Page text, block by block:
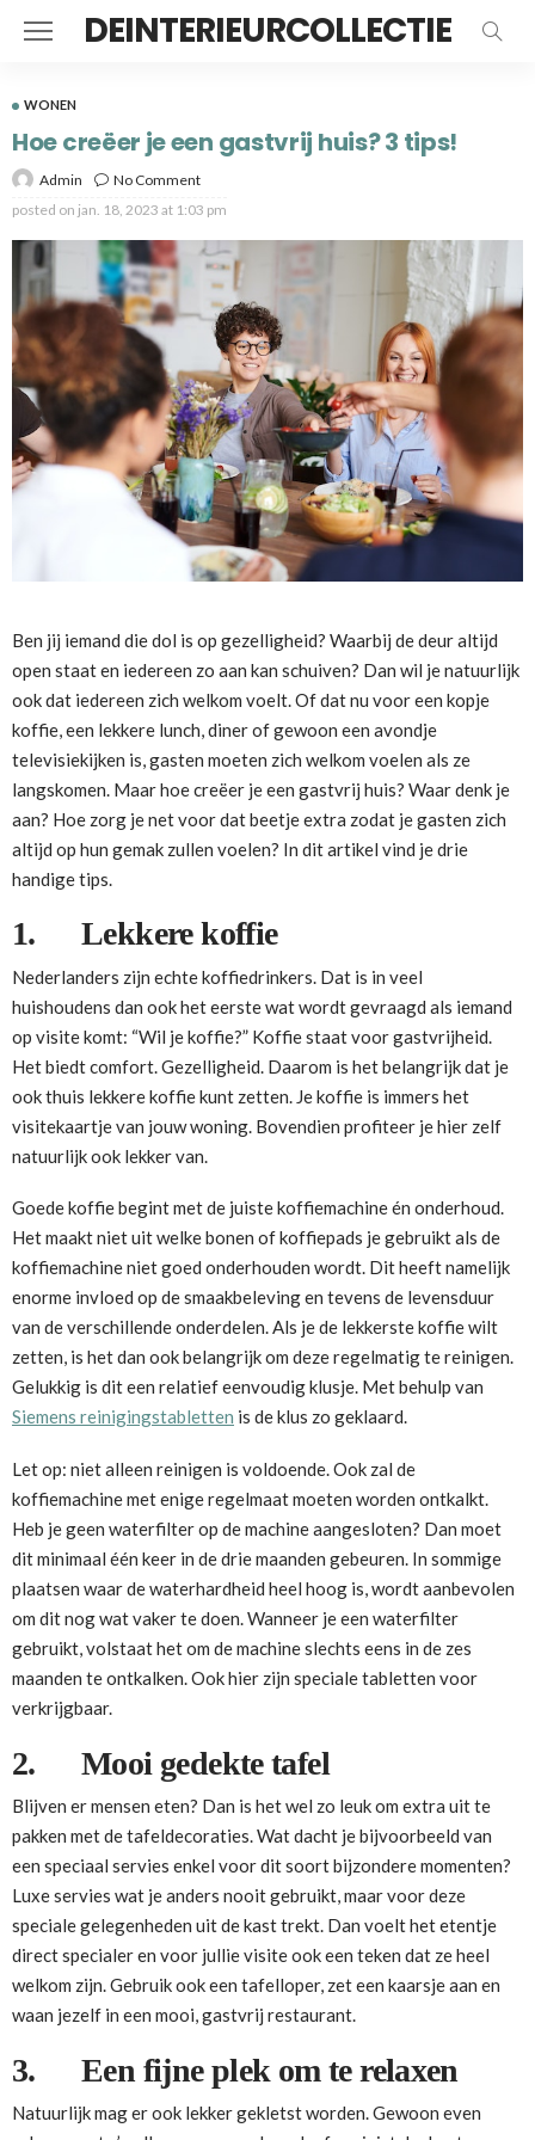
DEINTERIEURCOLLECTIE
WONEN
Hoe creëer je een gastvrij huis? 3 tips!
Admin
No Comment
posted on jan. 18, 2023 at 1:03 pm
Ben jij iemand die dol is op gezelligheid? Waarbij de deur altijd
open staat en iedereen zo aan kan schuiven? Dan wil je natuurlijk
ook dat iedereen zich welkom voelt. Of dat nu voor een kopje
koffie, een lekkere lunch, diner of gewoon een avondje
televisiekijken is, gasten moeten zich welkom voelen als ze
langskomen. Maar hoe creëer je een gastvrij huis? Waar denk je
aan? Hoe zorg je net voor dat beetje extra zodat je gasten zich
altijd op hun gemak zullen voelen? In dit artikel vind je drie
handige tips.
1. Lekkere koffie
Nederlanders zijn echte koffiedrinkers. Dat is in veel
huishoudens dan ook het eerste wat wordt gevraagd als iemand
op visite komt: “Wil je koffie?” Koffie staat voor gastvrijheid.
Het biedt comfort. Gezelligheid. Daarom is het belangrijk dat je
ook thuis lekkere koffie kunt zetten. Je koffie is immers het
visitekaartje van jouw woning. Bovendien profiteer je hier zelf
natuurlijk ook lekker van.
Goede koffie begint met de juiste koffiemachine én onderhoud.
Het maakt niet uit welke bonen of koffiepads je gebruikt als de
koffiemachine niet goed onderhouden wordt. Dit heeft namelijk
enorme invloed op de smaakbeleving en tevens de levensduur
van de verschillende onderdelen. Als je de lekkerste koffie wilt
zetten, is het dan ook belangrijk om deze regelmatig te reinigen.
Gelukkig is dit een relatief eenvoudig klusje. Met behulp van
Siemens reinigingstabletten is de klus zo geklaard.
Let op: niet alleen reinigen is voldoende. Ook zal de
koffiemachine met enige regelmaat moeten worden ontkalkt.
Heb je geen waterfilter op de machine aangesloten? Dan moet
dit minimaal één keer in de drie maanden gebeuren. In sommige
plaatsen waar de waterhardheid heel hoog is, wordt aanbevolen
om dit nog wat vaker te doen. Wanneer je een waterfilter
gebruikt, volstaat het om de machine slechts eens in de zes
maanden te ontkalken. Ook hier zijn speciale tabletten voor
verkrijgbaar.
2. Mooi gedekte tafel
Blijven er mensen eten? Dan is het wel zo leuk om extra uit te
pakken met de tafeldecoraties. Wat dacht je bijvoorbeeld van
een speciaal servies enkel voor dit soort bijzondere momenten?
Luxe servies wat je anders nooit gebruikt, maar voor deze
speciale gelegenheden uit de kast trekt. Dan voelt het etentje
direct specialer en voor jullie visite ook een teken dat ze heel
welkom zijn. Gebruik ook een tafelloper, zet een kaarsje aan en
waan jezelf in een mooi, gastvrij restaurant.
3. Een fijne plek om te relaxen
Natuurlijk mag er ook lekker gekletst worden. Gewoon even